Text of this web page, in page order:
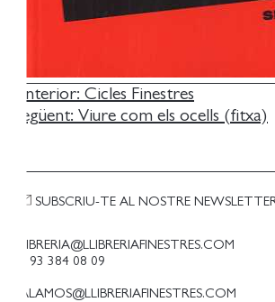
NAVEGACIÓ
D'ENTRADES
Anterior: Cicles Finestres
Següent: Viure com els ocells (fitxa)
LLIBRERIA@LLIBRERIAFINESTRES.COM
T. 93 384 08 09
PALAMOS@LLIBRERIAFINESTRES.COM
SUBSCRIU-TE AL NOSTRE